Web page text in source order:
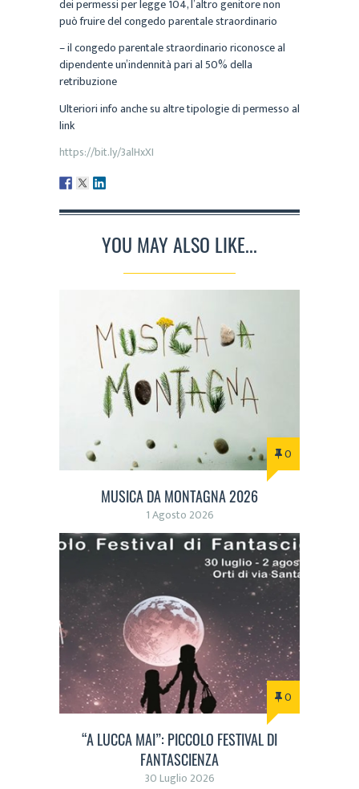
dei permessi per legge 104, l’altro genitore non
può fruire del congedo parentale straordinario
– il congedo parentale straordinario riconosce al
dipendente un’indennità pari al 50% della
retribuzione
Ulteriori info anche su altre tipologie di permesso al
link
https://bit.ly/3alHxXI
YOU MAY ALSO LIKE...
0
MUSICA DA MONTAGNA 2026
1 Agosto 2026
0
“A LUCCA MAI”: PICCOLO FESTIVAL DI
FANTASCIENZA
30 Luglio 2026